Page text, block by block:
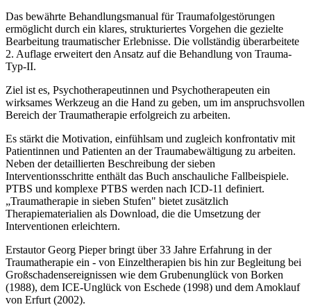
Das bewährte Behandlungsmanual für Traumafolgestörungen
ermöglicht durch ein klares, strukturiertes Vorgehen die gezielte
Bearbeitung traumatischer Erlebnisse. Die vollständig überarbeitete
2. Auflage erweitert den Ansatz auf die Behandlung von Trauma-
Typ-II.
Ziel ist es, Psychotherapeutinnen und Psychotherapeuten ein
wirksames Werkzeug an die Hand zu geben, um im anspruchsvollen
Bereich der Traumatherapie erfolgreich zu arbeiten.
Es stärkt die Motivation, einfühlsam und zugleich konfrontativ mit
Patientinnen und Patienten an der Traumabewältigung zu arbeiten.
Neben der detaillierten Beschreibung der sieben
Interventionsschritte enthält das Buch anschauliche Fallbeispiele.
PTBS und komplexe PTBS werden nach ICD-11 definiert.
„Traumatherapie in sieben Stufen" bietet zusätzlich
Therapiematerialien als Download, die die Umsetzung der
Interventionen erleichtern.
Erstautor Georg Pieper bringt über 33 Jahre Erfahrung in der
Traumatherapie ein - von Einzeltherapien bis hin zur Begleitung bei
Großschadensereignissen wie dem Grubenunglück von Borken
(1988), dem ICE-Unglück von Eschede (1998) und dem Amoklauf
von Erfurt (2002).